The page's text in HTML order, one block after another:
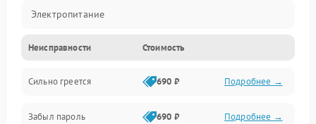
Электропитание
Экран и изображение
Дисплей
Экран (дисплей)
Неисправности Стоимость
Сильно греется 690 ₽ Подробнее →
Забыл пароль 690 ₽ Подробнее →